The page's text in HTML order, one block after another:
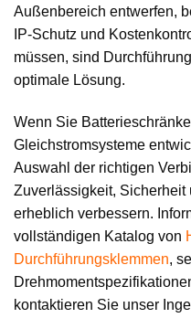
Außenbereich entwerfen,
IP-Schutz und
müssen, sind
optimale Lösung.
Wenn Sie
Gleichstromsysteme
Auswahl der richtigen
Zuverlässigkeit, Sicherheit
erheblich verbessern.
vollständigen Katalog von
Durchführungsklemmen,
kontaktieren Sie unser